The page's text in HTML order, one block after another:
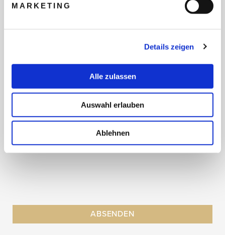
MARKETING
Details zeigen
Alle zulassen
Auswahl erlauben
Ablehnen
FLUG GEWÜNSCHT
PRÄFERIERTER ABFLUGHAFEN
FRAGEN UND WÜNSCHE